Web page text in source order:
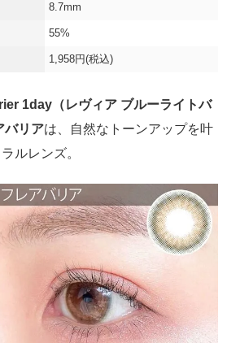
8.7mm
55%
1,958円(税込)
1day（レヴィア ブルーライトバ
バリアは、自然なトーンアップを叶
ルレンズ。